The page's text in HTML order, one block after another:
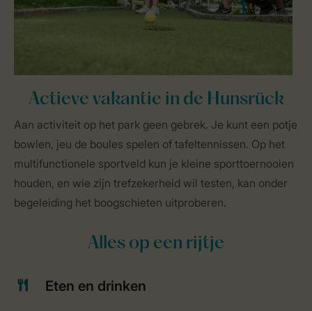
Actieve vakantie in de Hunsrück
Aan activiteit op het park geen gebrek. Je kunt een potje
bowlen, jeu de boules spelen of tafeltennissen. Op het
multifunctionele sportveld kun je kleine sporttoernooien
houden, en wie zijn trefzekerheid wil testen, kan onder
begeleiding het boogschieten uitproberen.
Alles op een rijtje
Eten en drinken